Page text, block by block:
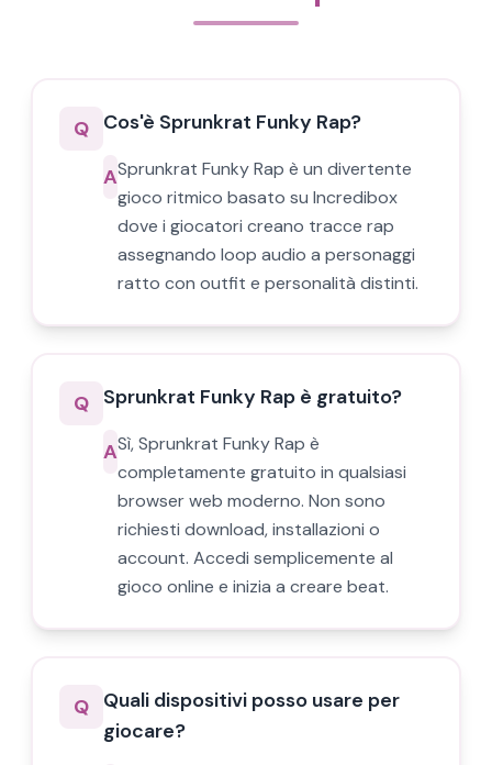
Q Cos'è Sprunkrat Funky Rap?
ASprunkrat Funky Rap è un divertente
gioco ritmico basato su Incredibox
dove i giocatori creano tracce rap
assegnando loop audio a personaggi
ratto con outfit e personalità distinti.
Q Sprunkrat Funky Rap è gratuito?
ASì, Sprunkrat Funky Rap è
completamente gratuito in qualsiasi
browser web moderno. Non sono
richiesti download, installazioni o
account. Accedi semplicemente al
gioco online e inizia a creare beat.
Q Quali dispositivi posso usare per
giocare?